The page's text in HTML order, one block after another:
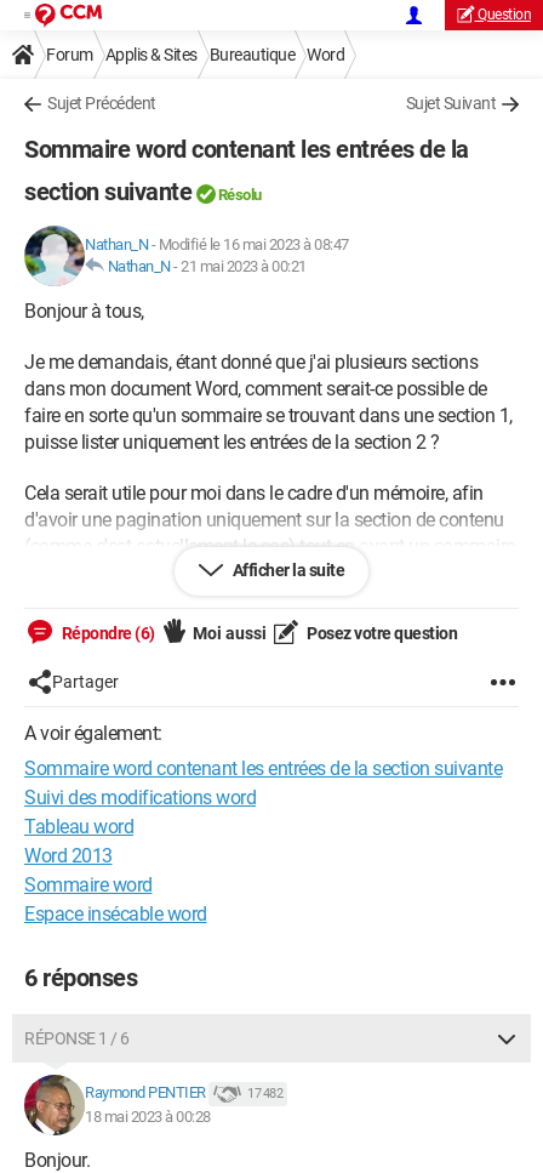
Question
Forum Applis & Sites Bureautique Word
Sujet Précédent Sujet Suivant
Sommaire word contenant les entrées de la
section suivante
Résolu
Nathan_N- Modifié le 16 mai 2023 à 08:47
Nathan_N-21 mai 2023 à 00:21
Bonjour à tous,
Je me demandais, étant donné que j'ai plusieurs sections
dans mon document Word, comment serait-ce possible de
faire en sorte qu'un sommaire se trouvant dans une section 1,
puisse lister uniquement les entrées de la section 2 ?
Cela serait utile pour moi dans le cadre d'un mémoire, afin
d'avoir une pagination uniquement sur la section de contenu
(comme c'est actuellement le cas) tout en ayant un sommaire
qui ne fait pas partie de la pagination mais qui répertorie les
Merci d'avance pour vos réponse
Cordialement
Afficher la suite
Répondre (6) Moi aussi Posez votre question
Partager
A voir également:
Sommaire word contenant les entrées de la section suivante
Suivi des modifications word
Tableau word
Word 2013
Sommaire word
Espace insécable word
6 réponses
RÉPONSE 1 / 6
Raymond PENTIER 17 482
18 mai 2023 à 00:28
Bonjour.